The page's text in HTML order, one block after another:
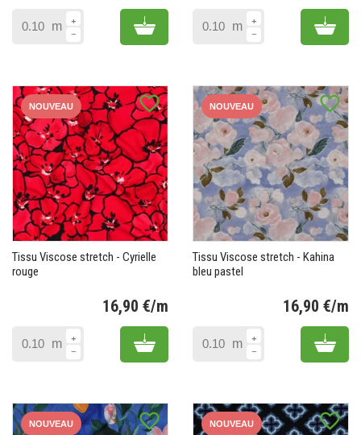
m Add to cart m Add
favorite_border
NOUVEAU
Tissu Viscose stretch - Cyrielle
rouge
16,90 €/m
m Add to cart
favorite_border
NOUVEAU
Tissu Viscose stretch - Kahina
bleu pastel
16,90 €/m
m Add
favorite_border
NOUVEAU favorite_border
NOUVEAU